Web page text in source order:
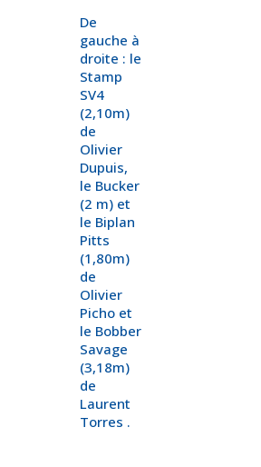
De
gauche à
droite : le
Stamp
SV4
(2,10m)
de
Olivier
Dupuis,
le Bucker
(2 m) et
le Biplan
Pitts
(1,80m)
de
Olivier
Picho et
le Bobber
Savage
(3,18m)
de
Laurent
Torres .